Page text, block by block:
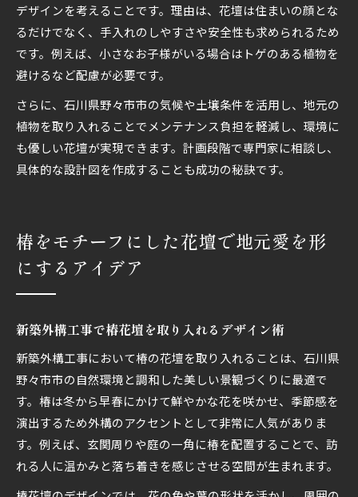
デザインを考えることです。理由は、花壇は住まいの顔とな
るだけでなく、手入れのしやすさや安全性も求められるため
です。例えば、小さなお子様がいる場合はトゲのある植物を
避けるなど配慮が必要です。
さらに、石川県野々市市の気候や土壌条件を活用し、地元の
植物を取り入れることでメンテナンス負担を軽減し、環境に
も優しい花壇が実現できます。計画段階で専門家に相談し、
具体的な設計図を作成することも成功の秘訣です。
椿をモチーフにした花壇で地元愛を形
にするアイデア
新築外構工事で椿花壇を取り入れるデザイン術
新築外構工事において椿の花壇を取り入れることは、石川県
野々市市の自然環境と調和した美しい景観づくりに最適で
す。椿は冬から早春にかけて鮮やかな花を咲かせ、季節感を
演出するため外構のアクセントとして非常に人気がありま
す。例えば、玄関周りや庭の一角に椿を配置することで、訪
れる人に温かみと落ち着きを感じさせる空間が生まれます。